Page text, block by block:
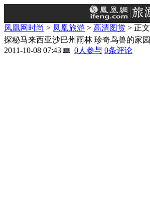
凤凰网时尚 > 凤凰旅游 > 高清图赏 > 正文
探秘马来西亚沙巴州雨林 珍奇鸟兽的家园
2011-10-08 07:43
0人参与 0条评论